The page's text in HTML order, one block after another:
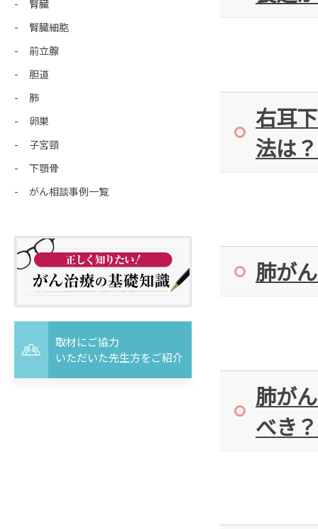
右耳
法は
肺が
肺が
べき
腎臓
腎臓細胞
前立腺
胆道
肺
卵巣
子宮頸
下顎骨
がん相談事例一覧
取材にご協力
いただいた先生方をご紹介